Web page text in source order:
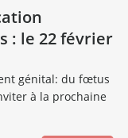
: le 22 février
génital: du fœtus
à la prochaine